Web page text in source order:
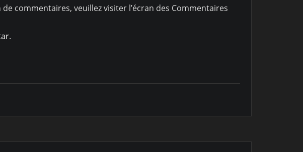
commentaires, veuillez visiter l’écran des Commentaires
.